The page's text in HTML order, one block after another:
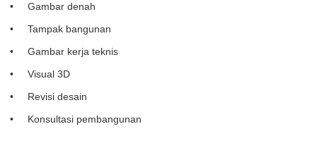
Gambar denah
Tampak bangunan
Gambar kerja teknis
Visual 3D
Revisi desain
Konsultasi pembangunan